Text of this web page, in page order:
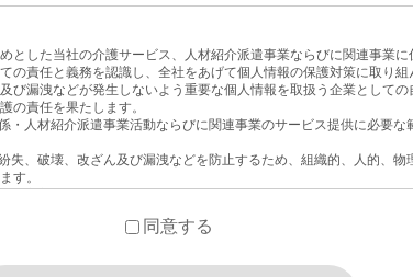
とした当社の介護サービス、人材紹介派遣事業ならびに関連事業
の責任と義務を認識し、全社をあげて個人情報の保護対策に取り
び漏洩などが発生しないよう重要な個人情報を取扱う企業として
の責任を果たします。
・人材紹介派遣事業活動ならびに関連事業のサービス提供に必要
失、破壊、改ざん及び漏洩などを防止するため、組織的、人的、
す。
を遵守いたします。
疑問・質問などには、誠意を持って対応いたします。
同意する